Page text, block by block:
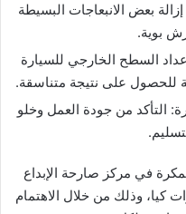
بعض الانبعاجات البسيطة
بوية.
السطح الخارجي للسيارة
للحصول على نتيجة متناسقة.
التأكد من جودة العمل وخلو
في مركز صارحة الإبداع
كيا، وذلك من خلال الاهتمام